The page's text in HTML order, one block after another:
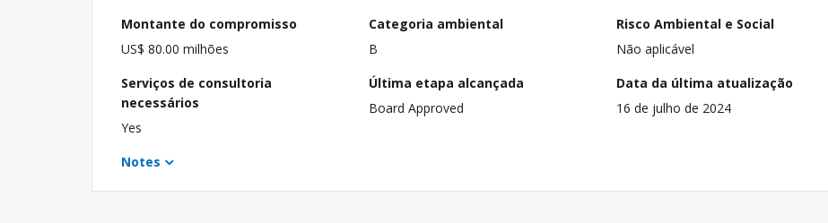
Montante do compromisso
US$ 80.00 milhões
Categoria ambiental
B
Risco Ambiental e Social
Não aplicável
Serviços de consultoria
necessários
Yes
Última etapa alcançada
Board Approved
Data da última atualização
16 de julho de 2024
Notes